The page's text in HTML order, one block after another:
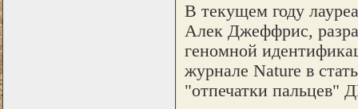
В текущем году
Алек Джеффрис,
геномной
журнале Nature в
"отпечатки пальцев"